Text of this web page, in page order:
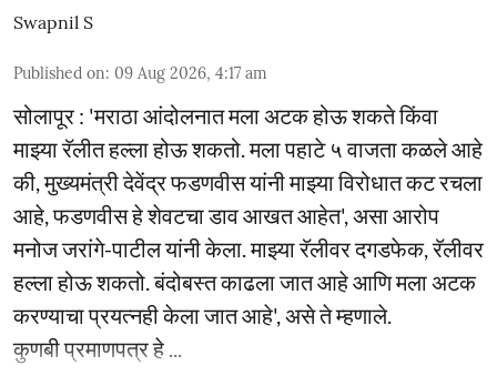
Swapnil S
Published on: 09 Aug 2026, 4:17 am
सोलापूर : 'मराठा आंदोलनात मला अटक होऊ शकते किंवा
माझ्या रॅलीत हल्ला होऊ शकतो. मला पहाटे ५ वाजता कळले आहे
की, मुख्यमंत्री देवेंद्र फडणवीस यांनी माझ्या विरोधात कट रचला
आहे, फडणवीस हे शेवटचा डाव आखत आहेत', असा आरोप
मनोज जरांगे-पाटील यांनी केला. माझ्या रॅलीवर दगडफेक, रॅलीवर
हल्ला होऊ शकतो. बंदोबस्त काढला जात आहे आणि मला अटक
करण्याचा प्रयत्नही केला जात आहे', असे ते म्हणाले.
कुणबी प्रमाणपत्र हे ...